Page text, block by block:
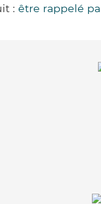
: être rappelé